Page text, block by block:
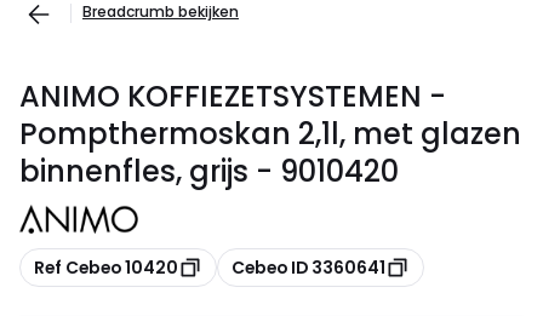
Breadcrumb bekijken
ANIMO KOFFIEZETSYSTEMEN -
Pompthermoskan 2,1l, met glazen
binnenfles, grijs - 9010420
Kopiëren
Ref Cebeo 10420 Kopiëren
Cebeo ID 3360641